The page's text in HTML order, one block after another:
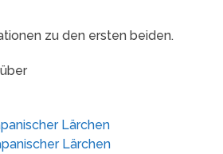
zu den ersten beiden.
Lärchen
Lärchen